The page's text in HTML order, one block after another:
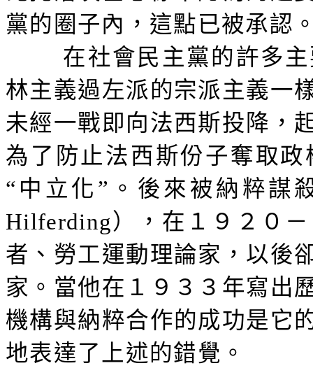
黨的圈子內，這點已被承認
在社會民主黨的許多
林主義過左派的宗派主義一
未經一戰即向法西斯投降，
為了防止法西斯份子奪取
“中立化”。後來被納粹謀
Hilferding ），在１９２０
者、勞工運動理論家，以後
家。當他在１９３３年寫出
機構與納粹合作的成功是它
地表達了上述的錯覺。